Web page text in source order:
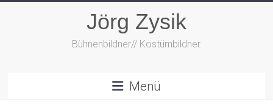
Jörg Zysik
Bühnenbildner// Kostümbildner
Menü